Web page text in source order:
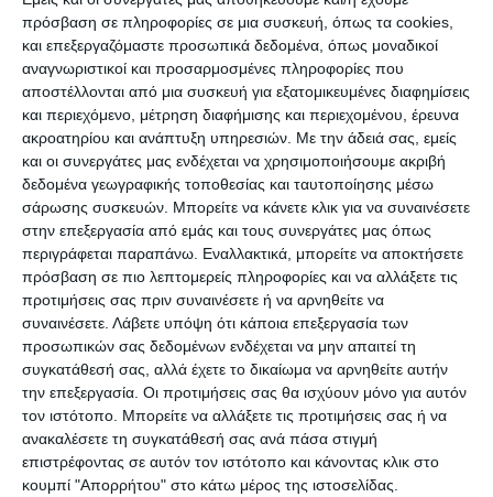
πρόσβαση σε πληροφορίες σε μια συσκευή, όπως τα cookies,
και επεξεργαζόμαστε προσωπικά δεδομένα, όπως μοναδικοί
αναγνωριστικοί και προσαρμοσμένες πληροφορίες που
αποστέλλονται από μια συσκευή για εξατομικευμένες διαφημίσεις
και περιεχόμενο, μέτρηση διαφήμισης και περιεχομένου, έρευνα
ακροατηρίου και ανάπτυξη υπηρεσιών. Με την άδειά σας, εμείς
και οι συνεργάτες μας ενδέχεται να χρησιμοποιήσουμε ακριβή
δεδομένα γεωγραφικής τοποθεσίας και ταυτοποίησης μέσω
σάρωσης συσκευών. Μπορείτε να κάνετε κλικ για να συναινέσετε
στην επεξεργασία από εμάς και τους συνεργάτες μας όπως
περιγράφεται παραπάνω. Εναλλακτικά, μπορείτε να αποκτήσετε
πρόσβαση σε πιο λεπτομερείς πληροφορίες και να αλλάξετε τις
προτιμήσεις σας πριν συναινέσετε ή να αρνηθείτε να
συναινέσετε. Λάβετε υπόψη ότι κάποια επεξεργασία των
προσωπικών σας δεδομένων ενδέχεται να μην απαιτεί τη
συγκατάθεσή σας, αλλά έχετε το δικαίωμα να αρνηθείτε αυτήν
την επεξεργασία. Οι προτιμήσεις σας θα ισχύουν μόνο για αυτόν
τον ιστότοπο. Μπορείτε να αλλάξετε τις προτιμήσεις σας ή να
ανακαλέσετε τη συγκατάθεσή σας ανά πάσα στιγμή
επιστρέφοντας σε αυτόν τον ιστότοπο και κάνοντας κλικ στο
κουμπί "Απορρήτου" στο κάτω μέρος της ιστοσελίδας.
στρατηγικό σχέδιο για την ουσιαστική
αναβάθμισή του.
Όπως ανέφερε χαρακτηριστικά: «Κατά μέσο Όρο
στην Ευρωπαϊκή Ένωση, ανά χιλιόμετρο γραμμής
έχει 2 εργαζόμενους, ενώ την Ελλάδα έχει 0.5» και
πρόσθεσε ότι «επενδύονται ετησίως 170.000
ευρώ μέσο όρο τον χρόνο ανά χιλιόμετρο γραμμής
στην Ευρώπη. Στην Ελλάδα δαπανήθηκαν 20.000
ευρώ το 2020».
Όπως ειπώθηκε, τίθεται θέμα επάρκειας του
ανθρώπινου δυναμικού του ΟΣΕ, ενώ δεν υπήρχε
μηχανισμός παρακολούθησης της απόδοσης των
σταθμαρχών και υπογραμμίστηκε πως «το
προσωπικό που εκτελεί κρίσιμα καθήκοντα